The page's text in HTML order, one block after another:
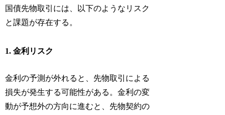
国債先物取引には、以下のようなリスク
と課題が存在する。
1. 金利リスク
金利の予測が外れると、先物取引による
損失が発生する可能性がある。金利の変
動が予想外の方向に進むと、先物契約の